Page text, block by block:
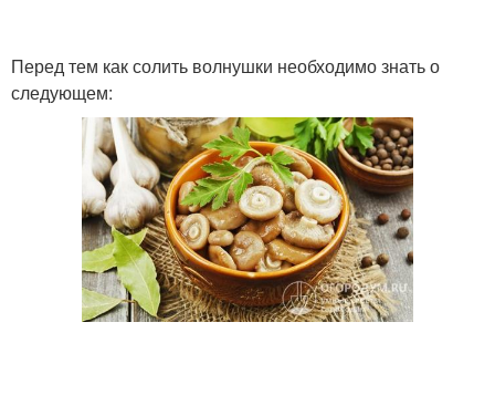
Перед тем как солить волнушки необходимо знать о
следующем: